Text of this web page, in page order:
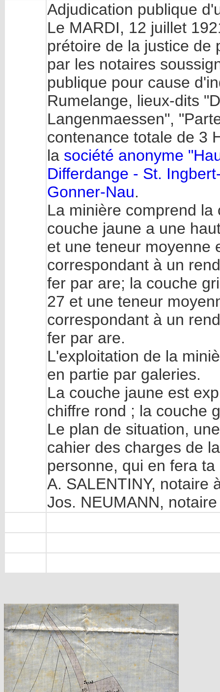
Adjudication publique
Le MARDI, 12 juillet
prétoire de la justice de
par les notaires
publique pour cause
Rumelange, lieux-dits
Langenmaessen",
contenance totale de 3
la société anonyme
Differdange - St.
Gonner-Nau.
La minière comprend
couche jaune a une
et une teneur moyenne
correspondant à un
fer par are; la couche
27 et une teneur
correspondant à un
fer par are.
L'exploitation de la
en partie par galeries.
La couche jaune est
chiffre rond ; la couche
Le plan de situation,
cahier des charges de
personne, qui en fera
A. SALENTINY, notaire
Jos. NEUMANN,